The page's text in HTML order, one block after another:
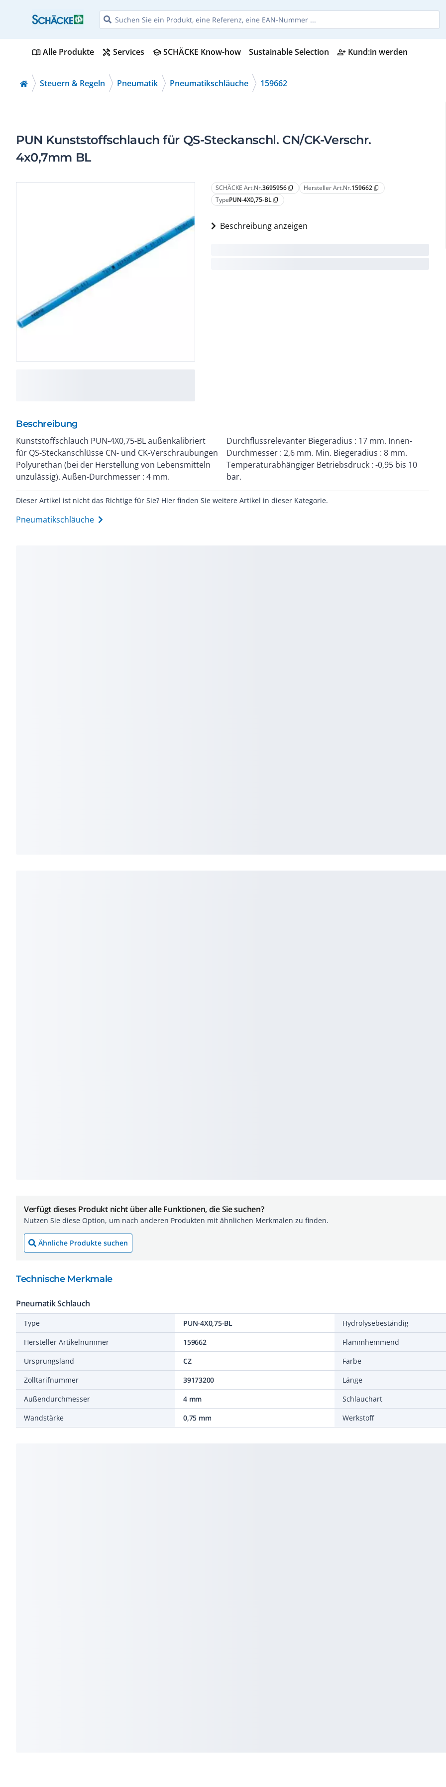
menu_bookAlle Produkte handyman Services schoolSCHÄCKE Know-how Sustainable Selection person_add_alt Kund:in werden
Steuern & Regeln Pneumatik Pneumatikschläuche 159662
PUN Kunststoffschlauch für QS-Steckanschl. CN/CK-Verschr.
4x0,7mm BL
SCHÄCKE Art.Nr.3695956 content_copy Hersteller Art.Nr.159662 content_copy
TypePUN-4X0,75-BL content_copy
Beschreibung anzeigen
Beschreibung
Kunststoffschlauch PUN-4X0,75-BL außenkalibriert
für QS-Steckanschlüsse CN- und CK-Verschraubungen
Polyurethan (bei der Herstellung von Lebensmitteln
unzulässig). Außen-Durchmesser : 4 mm.
Durchflussrelevanter Biegeradius : 17 mm. Innen-
Durchmesser : 2,6 mm. Min. Biegeradius : 8 mm.
Temperaturabhängiger Betriebsdruck : -0,95 bis 10
bar.
Dieser Artikel ist nicht das Richtige für Sie? Hier finden Sie weitere Artikel in dieser Kategorie.
Pneumatikschläuche
Verfügt dieses Produkt nicht über alle Funktionen, die Sie suchen?
Nutzen Sie diese Option, um nach anderen Produkten mit ähnlichen Merkmalen zu finden.
Ähnliche Produkte suchen
Technische Merkmale
Pneumatik Schlauch
Type
PUN-4X0,75-BL
Hersteller Artikelnummer
159662
Ursprungsland
CZ
Zolltarifnummer
39173200
Außendurchmesser
4 mm
Wandstärke
0,75 mm
Hydrolysebeständig
Flammhemmend
Farbe
Länge
Schlauchart
Werkstoff